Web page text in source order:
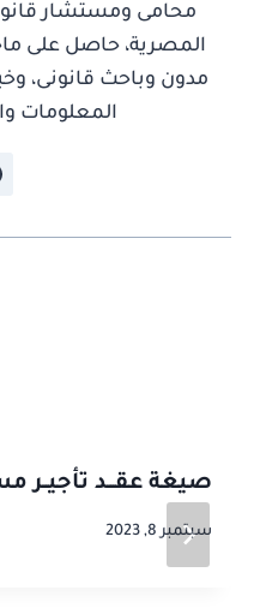
محامى ومستشار
المصرية، حاصل على
مدون وباحث قانونى،
المعلومات
صيغة عقـــد تأجيــر
سبتمبر 8, 2023